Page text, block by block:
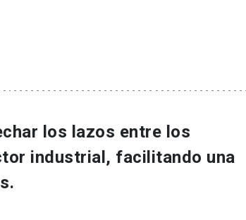
los lazos entre los
industrial, facilitando una